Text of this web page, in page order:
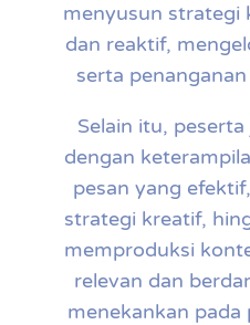
menyusun strategi
dan reaktif,
serta
Selain itu,
dengan
pesan yang
strategi kreatif,
memproduksi
relevan dan
menekankan